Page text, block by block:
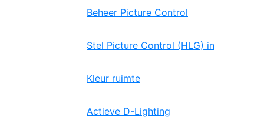
Beheer Picture Control
Stel Picture Control (HLG) in
Kleur ruimte
Actieve D-Lighting